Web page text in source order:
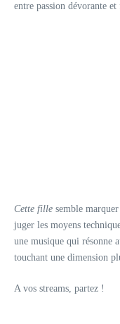
entre passion dévorante
Cette fille semble
juger les moyens
une musique qui résonne
touchant une dimension
A vos streams, partez !